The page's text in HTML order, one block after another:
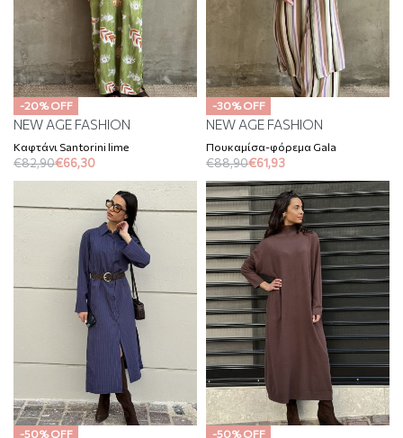
-20% OFF
NEW AGE FASHION
Καφτάνι Santorini lime
€82,90€66,30
-30% OFF
NEW AGE FASHION
Πουκαμίσα-φόρεμα Gala
€88,90€61,93
-50% OFF -50% OFF